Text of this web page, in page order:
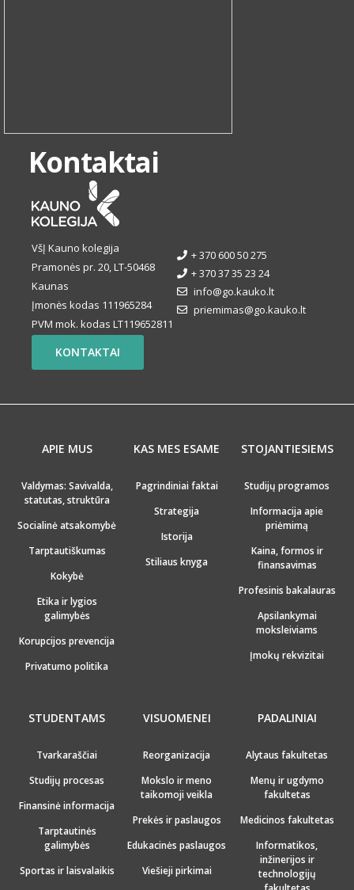
Kontaktai
VšĮ Kauno kolegija
Pramonės pr. 20, LT-50468
Kaunas
Įmonės kodas 111965284
PVM mok. kodas LT119652811
+ 370 600 50 275
+ 370 37 35 23 24
info@go.kauko.lt
priemimas@go.kauko.lt
KONTAKTAI
APIE MUS
Valdymas: Savivalda,
statutas, struktūra
Socialinė atsakomybė
Tarptautiškumas
Kokybė
Etika ir lygios
galimybės
Korupcijos prevencija
Privatumo politika
KAS MES ESAME
Pagrindiniai faktai
Strategija
Istorija
Stiliaus knyga
STOJANTIESIEMS
Studijų programos
Informacija apie
priėmimą
Kaina, formos ir
finansavimas
Profesinis bakalauras
Apsilankymai
moksleiviams
Įmokų rekvizitai
STUDENTAMS
Tvarkaraščiai
Studijų procesas
Finansinė informacija
Tarptautinės
galimybės
Sportas ir laisvalaikis
VISUOMENEI
Reorganizacija
Mokslo ir meno
taikomoji veikla
Prekės ir paslaugos
Edukacinės paslaugos
Viešieji pirkimai
PADALINIAI
Alytaus fakultetas
Menų ir ugdymo
fakultetas
Medicinos fakultetas
Informatikos,
inžinerijos ir
technologijų